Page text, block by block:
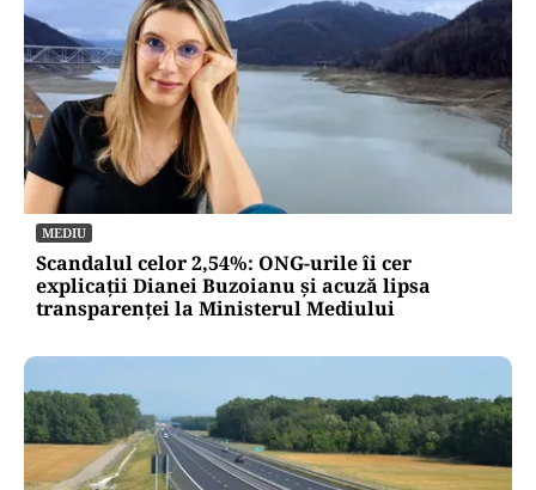
MEDIU
Scandalul celor 2,54%: ONG-urile îi cer
explicații Dianei Buzoianu și acuză lipsa
transparenței la Ministerul Mediului